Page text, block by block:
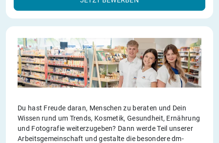
Du hast Freude daran, Menschen zu beraten und Dein
Wissen rund um Trends, Kosmetik, Gesundheit, Ernährung
und Fotografie weiterzugeben? Dann werde Teil unserer
Arbeitsgemeinschaft und gestalte die besondere dm-